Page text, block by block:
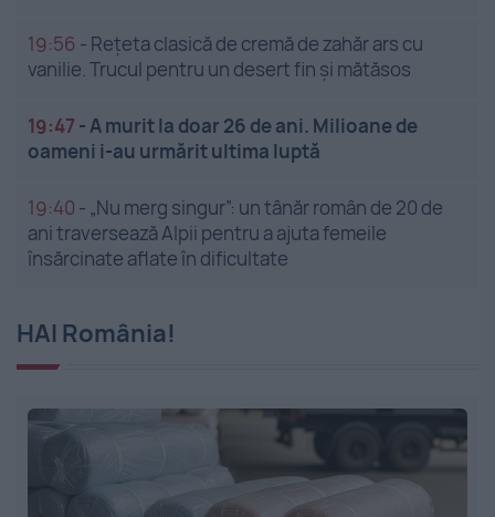
19:56 - Rețeta clasică de cremă de zahăr ars cu
vanilie. Trucul pentru un desert fin și mătăsos
19:47 -A murit la doar 26 de ani. Milioane de
oameni i-au urmărit ultima luptă
19:40 - „Nu merg singur”: un tânăr român de 20 de
ani traversează Alpii pentru a ajuta femeile
însărcinate aflate în dificultate
HAI România!